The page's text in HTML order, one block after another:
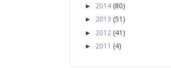
► 2014 (80)
► 2013 (51)
► 2012 (41)
► 2011 (4)